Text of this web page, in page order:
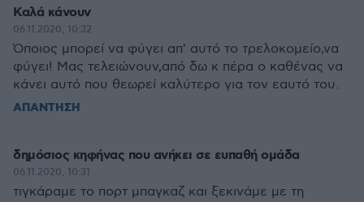
Καλά κάνουν
06.11.2020, 10:32
Όποιος μπορεί να φύγει απ' αυτό το τρελοκομείο,να
φύγει! Μας τελειώνουν,από δω κ πέρα ο καθένας να
κάνει αυτό που θεωρεί καλύτερο για τον εαυτό του.
ΑΠΑΝΤΗΣΗ
δημόσιος κηφήνας που ανήκει σε ευπαθή ομάδα
06.11.2020, 10:31
τιγκάραμε το πορτ μπαγκαζ και ξεκινάμε με τη